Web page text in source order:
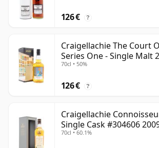
126 € ?
Craigellachie The Court
Series One - Single Malt
70cl • 50%
126 € ?
Craigellachie
Single Cask #304606
70cl • 60.1%